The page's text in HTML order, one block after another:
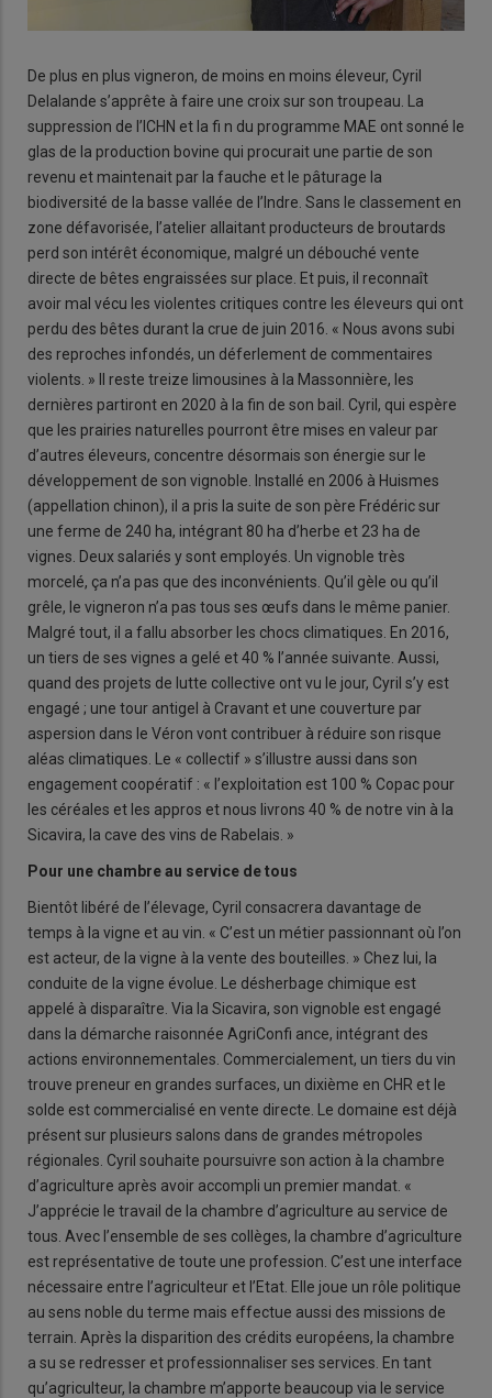
De plus en plus vigneron, de moins en moins éleveur, Cyril
Delalande s’apprête à faire une croix sur son troupeau. La
suppression de l’ICHN et la fi n du programme MAE ont sonné le
glas de la production bovine qui procurait une partie de son
revenu et maintenait par la fauche et le pâturage la
biodiversité de la basse vallée de l’Indre. Sans le classement en
zone défavorisée, l’atelier allaitant producteurs de broutards
perd son intérêt économique, malgré un débouché vente
directe de bêtes engraissées sur place. Et puis, il reconnaît
avoir mal vécu les violentes critiques contre les éleveurs qui ont
perdu des bêtes durant la crue de juin 2016. « Nous avons subi
des reproches infondés, un déferlement de commentaires
violents. » Il reste treize limousines à la Massonnière, les
dernières partiront en 2020 à la fin de son bail. Cyril, qui espère
que les prairies naturelles pourront être mises en valeur par
d’autres éleveurs, concentre désormais son énergie sur le
développement de son vignoble. Installé en 2006 à Huismes
(appellation chinon), il a pris la suite de son père Frédéric sur
une ferme de 240 ha, intégrant 80 ha d’herbe et 23 ha de
vignes. Deux salariés y sont employés. Un vignoble très
morcelé, ça n’a pas que des inconvénients. Qu’il gèle ou qu’il
grêle, le vigneron n’a pas tous ses œufs dans le même panier.
Malgré tout, il a fallu absorber les chocs climatiques. En 2016,
un tiers de ses vignes a gelé et 40 % l’année suivante. Aussi,
quand des projets de lutte collective ont vu le jour, Cyril s’y est
engagé ; une tour antigel à Cravant et une couverture par
aspersion dans le Véron vont contribuer à réduire son risque
aléas climatiques. Le « collectif » s’illustre aussi dans son
engagement coopératif : « l’exploitation est 100 % Copac pour
les céréales et les appros et nous livrons 40 % de notre vin à la
Sicavira, la cave des vins de Rabelais. »
Pour une chambre au service de tous
Bientôt libéré de l’élevage, Cyril consacrera davantage de
temps à la vigne et au vin. « C’est un métier passionnant où l’on
est acteur, de la vigne à la vente des bouteilles. » Chez lui, la
conduite de la vigne évolue. Le désherbage chimique est
appelé à disparaître. Via la Sicavira, son vignoble est engagé
dans la démarche raisonnée AgriConfi ance, intégrant des
actions environnementales. Commercialement, un tiers du vin
trouve preneur en grandes surfaces, un dixième en CHR et le
solde est commercialisé en vente directe. Le domaine est déjà
présent sur plusieurs salons dans de grandes métropoles
régionales. Cyril souhaite poursuivre son action à la chambre
d’agriculture après avoir accompli un premier mandat. «
J’apprécie le travail de la chambre d’agriculture au service de
tous. Avec l’ensemble de ses collèges, la chambre d’agriculture
est représentative de toute une profession. C’est une interface
nécessaire entre l’agriculteur et l’Etat. Elle joue un rôle politique
au sens noble du terme mais effectue aussi des missions de
terrain. Après la disparition des crédits européens, la chambre
a su se redresser et professionnaliser ses services. En tant
qu’agriculteur, la chambre m’apporte beaucoup via le service